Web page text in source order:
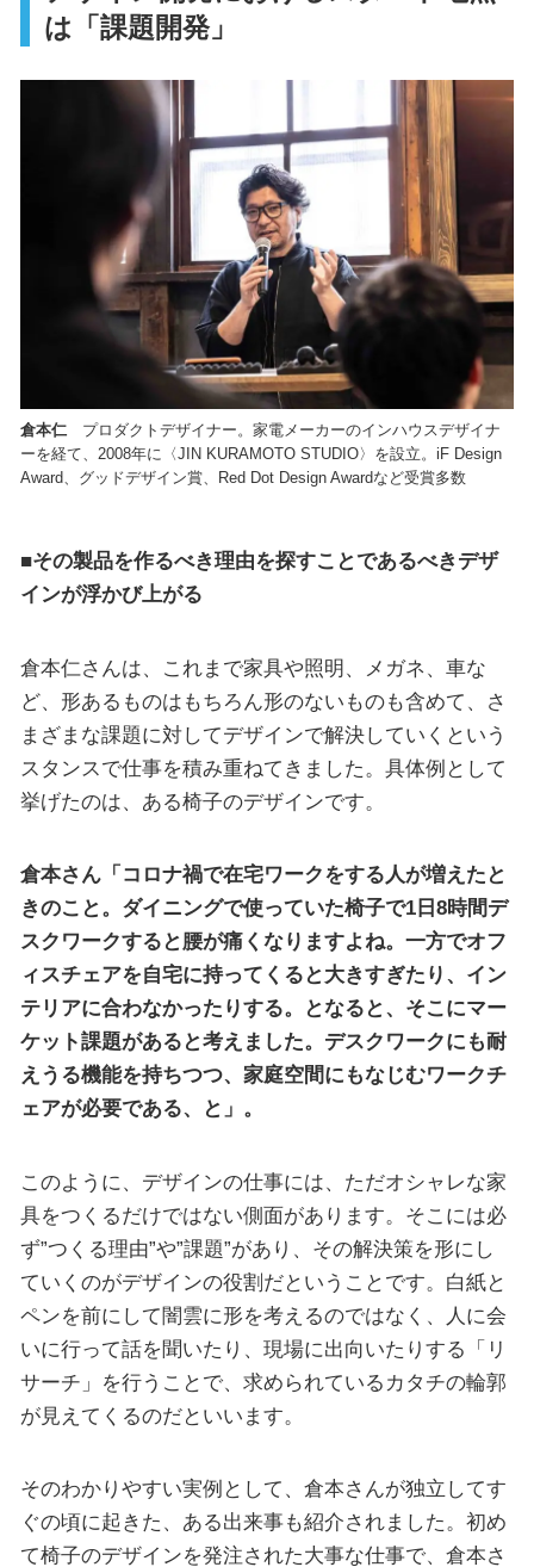
は「課題開発」
倉本仁プロダクトデザイナー。家電メーカーのインハウスデザイナ
ーを経て、2008年に〈JIN KURAMOTO STUDIO〉を設立。iF Design
Award、グッドデザイン賞、Red Dot Design Awardなど受賞多数
■その製品を作るべき理由を探すことであるべきデザ
インが浮かび上がる
倉本仁さんは、これまで家具や照明、メガネ、車な
ど、形あるものはもちろん形のないものも含めて、さ
まざまな課題に対してデザインで解決していくという
スタンスで仕事を積み重ねてきました。具体例として
挙げたのは、ある椅子のデザインです。
倉本さん「コロナ禍で在宅ワークをする人が増えたと
きのこと。ダイニングで使っていた椅子で1日8時間デ
スクワークすると腰が痛くなりますよね。一方でオフ
ィスチェアを自宅に持ってくると大きすぎたり、イン
テリアに合わなかったりする。となると、そこにマー
ケット課題があると考えました。デスクワークにも耐
えうる機能を持ちつつ、家庭空間にもなじむワークチ
ェアが必要である、と」。
このように、デザインの仕事には、ただオシャレな家
具をつくるだけではない側面があります。そこには必
ず”つくる理由”や”課題”があり、その解決策を形にし
ていくのがデザインの役割だということです。白紙と
ペンを前にして闇雲に形を考えるのではなく、人に会
いに行って話を聞いたり、現場に出向いたりする「リ
サーチ」を行うことで、求められているカタチの輪郭
が見えてくるのだといいます。
そのわかりやすい実例として、倉本さんが独立してす
ぐの頃に起きた、ある出来事も紹介されました。初め
て椅子のデザインを発注された大事な仕事で、倉本さ